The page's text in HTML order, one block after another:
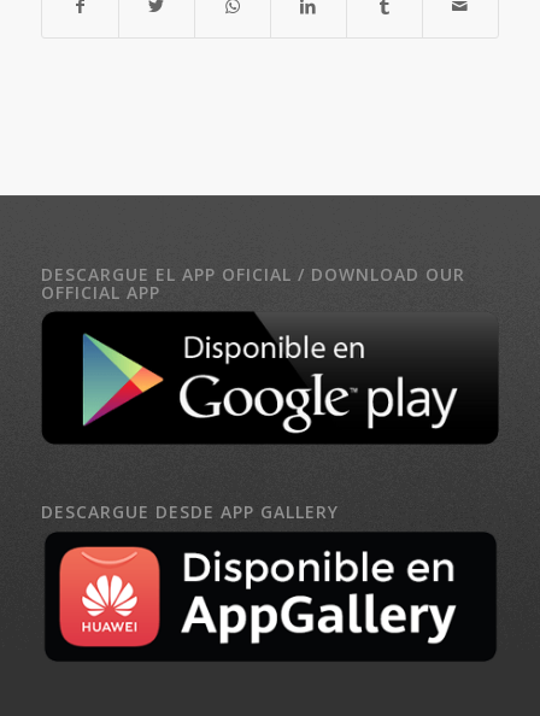
DESCARGUE EL APP OFICIAL / DOWNLOAD OUR
OFFICIAL APP
DESCARGUE DESDE APP GALLERY